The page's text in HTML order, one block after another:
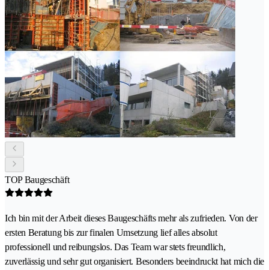
TOP Baugeschäft
Ich bin mit der Arbeit dieses Baugeschäfts mehr als zufrieden. Von der
ersten Beratung bis zur finalen Umsetzung lief alles absolut
professionell und reibungslos. Das Team war stets freundlich,
zuverlässig und sehr gut organisiert. Besonders beeindruckt hat mich die